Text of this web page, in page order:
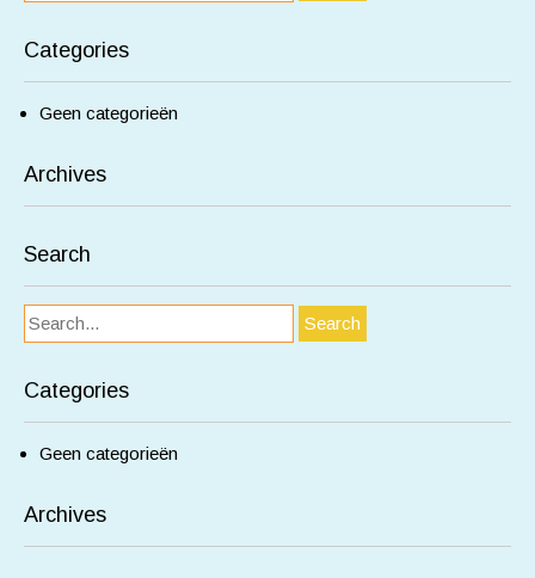
Categories
Geen categorieën
Archives
Search
Categories
Geen categorieën
Archives